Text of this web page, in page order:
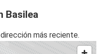
Basilea
más reciente.